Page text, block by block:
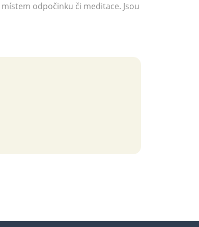
odpočinku či meditace. Jsou